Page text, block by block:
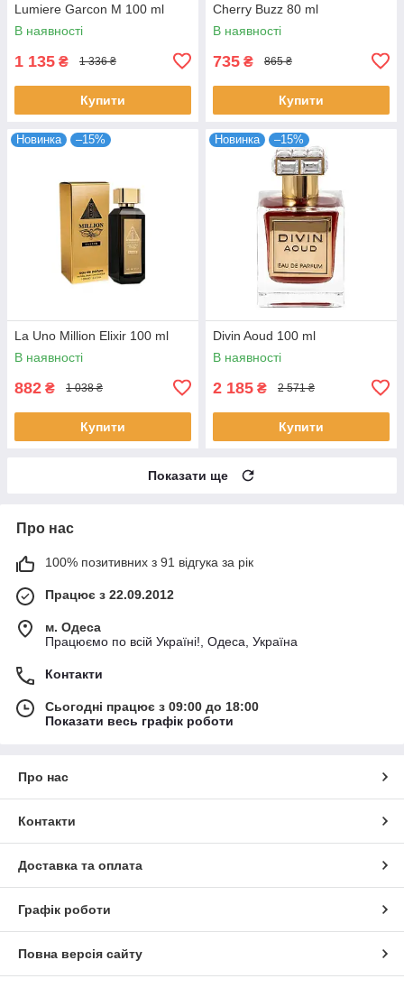
Lumiere Garcon M 100 ml
В наявності
1 135 ₴ 1 336 ₴
Купити
Cherry Buzz 80 ml
В наявності
735 ₴ 865 ₴
Купити
Новинка –15%
La Uno Million Elixir 100 ml
В наявності
882 ₴ 1 038 ₴
Купити
Новинка –15%
Divin Aoud 100 ml
В наявності
2 185 ₴ 2 571 ₴
Купити
Показати ще
Про нас
100% позитивних з 91 відгука за рік
Працює з 22.09.2012
м. Одеса
Працюємо по всій Україні!, Одеса, Україна
Контакти
Сьогодні працює з 09:00 до 18:00
Показати весь графік роботи
Про нас
Контакти
Доставка та оплата
Графік роботи
Повна версія сайту